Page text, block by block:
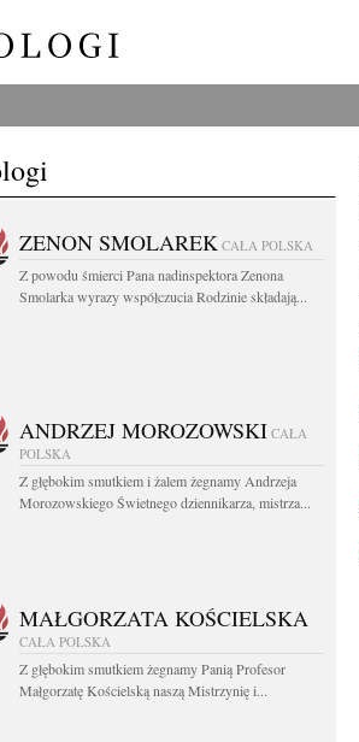
ZENON SMOLAREK CAŁA POLSKA
Z powodu śmierci Pana nadinspektora Zenona
Smolarka wyrazy współczucia Rodzinie składają...
ANDRZEJ MOROZOWSKI CAŁA
POLSKA
Z głębokim smutkiem i żalem żegnamy Andrzeja
Morozowskiego Świetnego dziennikarza, mistrza...
MAŁGORZATA KOŚCIELSKA
CAŁA POLSKA
Z głębokim smutkiem żegnamy Panią Profesor
Małgorzatę Kościelską naszą Mistrzynię i...